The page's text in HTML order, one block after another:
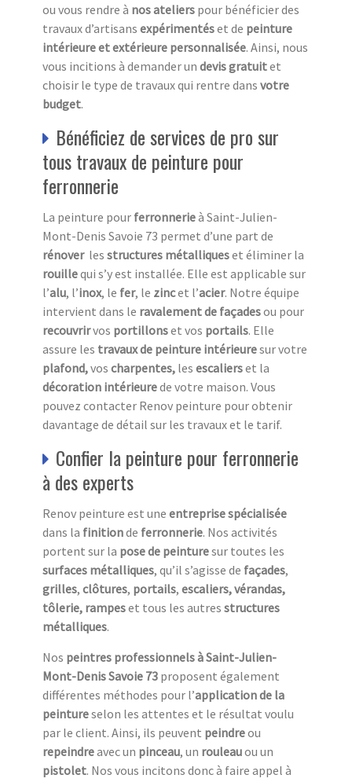
ou vous rendre à nos ateliers pour bénéficier des
travaux d’artisans expérimentéset de peinture
intérieure et extérieure personnalisée. Ainsi, nous
vous incitions à demander un devis gratuitet
choisir le type de travaux qui rentre dans votre
budget.
Bénéficiez de services de pro sur
tous travaux de peinture pour
ferronnerie
La peinture pour ferronnerieà Saint-Julien-
Mont-Denis Savoie 73 permet d’une part de
rénover les structures métalliqueset éliminer la
rouillequi s’y est installée. Elle est applicable sur
l’alu, l’inox, le fer, le zincet l’acier. Notre équipe
intervient dans le ravalement de façadesou pour
recouvrirvos portillonset vos portails. Elle
assure les travaux de peinture intérieuresur votre
plafond,vos charpentes, les escalierset la
décoration intérieurede votre maison. Vous
pouvez contacter Renov peinture pour obtenir
davantage de détail sur les travaux et le tarif.
Confier la peinture pour ferronnerie
à des experts
Renov peinture est une entreprise spécialisée
dans la finitionde ferronnerie. Nos activités
portent sur la pose de peinturesur toutes les
surfaces métalliques, qu’il s’agisse de façades,
grilles, clôtures, portails, escaliers,vérandas,
tôlerie, rampeset tous les autres structures
métalliques.
Nos peintres professionnels à Saint-Julien-
Mont-Denis Savoie 73 proposent également
différentes méthodes pour l’application de la
peintureselon les attentes et le résultat voulu
par le client. Ainsi, ils peuvent peindreou
repeindreavec un pinceau, un rouleauou un
pistolet. Nos vous incitons donc à faire appel à